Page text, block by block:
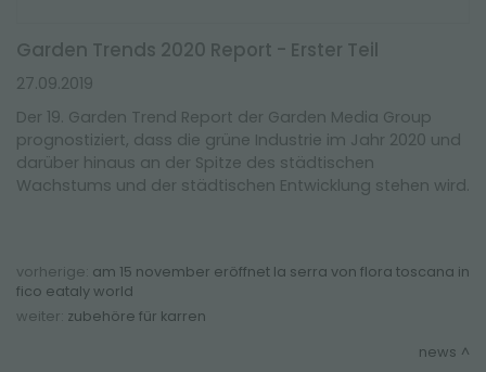
Garden Trends 2020 Report - Erster Teil
27.09.2019
Der 19. Garden Trend Report der Garden Media Group
prognostiziert, dass die grüne Industrie im Jahr 2020 und
darüber hinaus an der Spitze des städtischen
Wachstums und der städtischen Entwicklung stehen wird.
vorherige: am 15 november eröffnet la serra von flora toscana in
fico eataly world
weiter: zubehöre für karren
news